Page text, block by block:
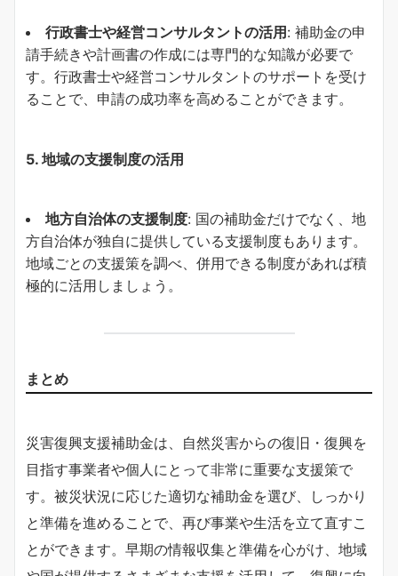
行政書士や経営コンサルタントの活用: 補助金の申
請手続きや計画書の作成には専門的な知識が必要で
す。行政書士や経営コンサルタントのサポートを受け
ることで、申請の成功率を高めることができます。
5. 地域の支援制度の活用
地方自治体の支援制度: 国の補助金だけでなく、地
方自治体が独自に提供している支援制度もあります。
地域ごとの支援策を調べ、併用できる制度があれば積
極的に活用しましょう。
まとめ
災害復興支援補助金は、自然災害からの復旧・復興を
目指す事業者や個人にとって非常に重要な支援策で
す。被災状況に応じた適切な補助金を選び、しっかり
と準備を進めることで、再び事業や生活を立て直すこ
とができます。早期の情報収集と準備を心がけ、地域